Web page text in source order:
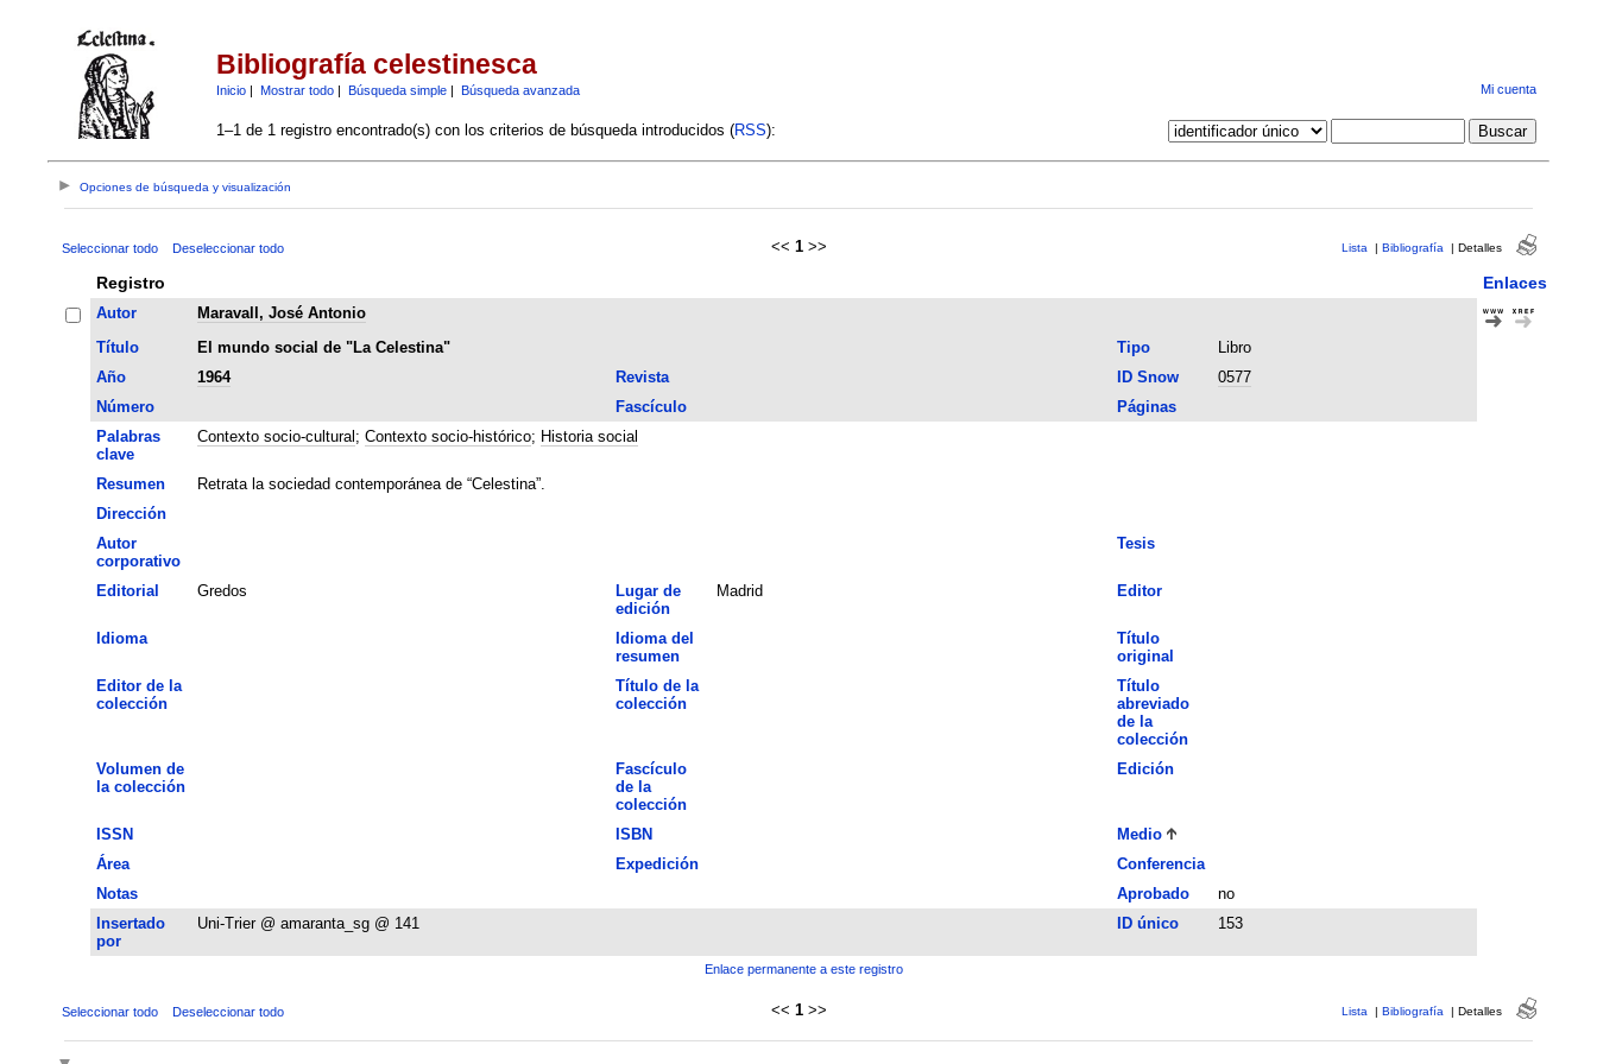
Bibliografía celestinesca
Inicio| Mostrar todo| Búsqueda simple| Búsqueda avanzada Mi cuenta
1–1 de 1 registro encontrado(s) con los criterios de búsqueda introducidos (RSS):
Opciones de búsqueda y visualización
Seleccionar todo Deseleccionar todo << 1 >> Lista | Bibliografía | Detalles
Registro Enlaces
Autor
Maravall, José Antonio
Título
El mundo social de "La Celestina" Tipo
Libro
Año
1964 Revista ID Snow
0577
Número
Fascículo
Páginas
Palabras
clave
Contexto socio-cultural ; Contexto socio-histórico; Historia social
Resumen
Retrata la sociedad contemporánea de “Celestina”.
Dirección
Autor
corporativo
Tesis
Editorial Gredos
Lugar de
edición
Madrid Editor
Idioma
Idioma del
resumen
Título
original
Editor de la
colección
Título de la
colección
Título
abreviado
de la
colección
Volumen de
la colección
Fascículo
de la
colección
Edición
ISSN ISBN
Medio
Área
Expedición
Conferencia
Notas
Aprobado
no
Insertado
por
Uni-Trier @ amaranta_sg @ 141 ID único 153
Enlace permanente a este registro
Seleccionar todo Deseleccionar todo << 1 >> Lista | Bibliografía | Detalles